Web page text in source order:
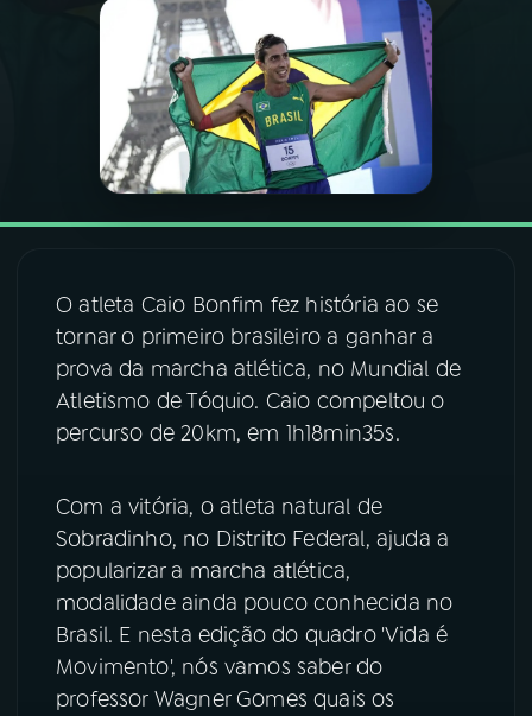
PROGRAMAÇÃO
PROGRAMAS
PODCASTS
ÚLTIMAS
08FESTIVAL DE MÚSICA
YouTube Facebook
Instagram
O atleta Caio Bonfim fez história ao se
tornar o primeiro brasileiro a ganhar a
prova da marcha atlética, no Mundial de
Atletismo de Tóquio. Caio compeltou o
percurso de 20km, em 1h18min35s.
Com a vitória, o atleta natural de
Sobradinho, no Distrito Federal, ajuda a
popularizar a marcha atlética,
modalidade ainda pouco conhecida no
Brasil. E nesta edição do quadro 'Vida é
Movimento', nós vamos saber do
professor Wagner Gomes quais os